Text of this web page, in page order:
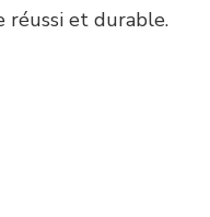
réussi et durable.